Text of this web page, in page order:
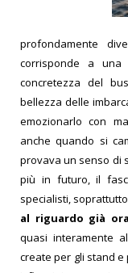
profondamente
corrisponde a
concretezza del
bellezza delle
emozionarlo con
anche quando si
provava un senso di
più in futuro, il
specialisti,
al riguardo già
quasi interamente
create per gli stand